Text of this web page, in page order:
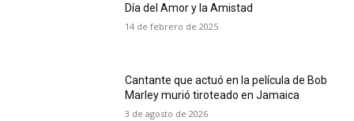
Día del Amor y la Amistad
14 de febrero de 2025
Cantante que actuó en la película de Bob
Marley murió tiroteado en Jamaica
3 de agosto de 2026